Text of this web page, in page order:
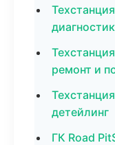
ремонт и
детейлинг
ГК Road